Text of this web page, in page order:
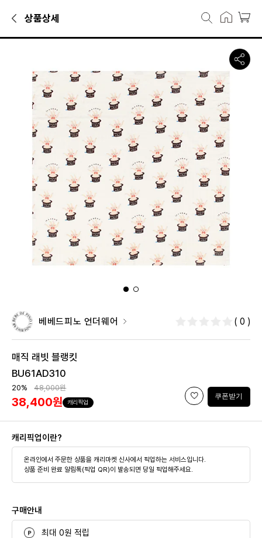
상품상세
베드피노 언더웨어 매직 래빗 블
요카테고리에서 만나볼 수 있는 상품으로, 캐리마켓에서 38,400원에
베베드피노 언더웨어 ( 0 )
매직 래빗 블랭킷
BU61AD310
20% 48,000원
38,400원 캐리픽업
쿠폰받기
캐리픽업이란?
온라인에서 주문한 상품을 캐리마켓 신사에서 픽업하는 서비스입니다.
상품 준비 완료 알림톡(픽업 QR)이 발송되면 당일 픽업해주세요.
구매안내
최대 0원 적립